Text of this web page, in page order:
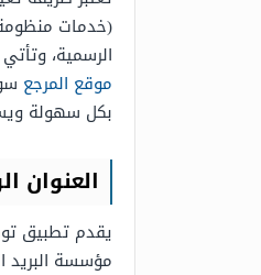
(خدمات منظومة
الرسمية،
موقع المرجع
بكل سهولة
العنوان
يقدم تطبيق